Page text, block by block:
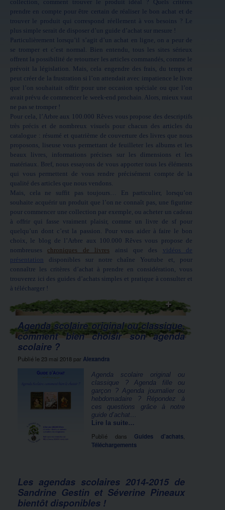
collection, comment trouver le produit idéal ? Quels critères
prendre en compte pour être certain de réaliser le bon achat et de
trouver le produit qui correspond réellement à vos besoins ? Le
plus simple serait de disposer d’un guide d’achat sur mesure !
Particulièrement lorsqu’il s’agit d’un achat en ligne, on a peur de
se tromper et c’est normal. Bien entendu, tous les sites sérieux
offrent la possibilité de retourner les articles commandés, comme le
prévoit la législation. Mais, cela engendre des frais, du temps et
peut créer de la frustration si l’on attendait avec impatience le livre
que l’on souhaitait offrir pour une occasion spéciale ou que l’on
avait prévu de commencer le week-end prochain. Alors, mieux vaut
ne pas se tromper !
Pour cela, l’Arbre aux 100.000 Rêves vous propose des descriptifs
très précis et de nombreux visuels pour chacun des articles du
catalogue : résumé et quatrième de couverture des livres que nous
proposons, liseuse vous permettant de feuilleter les albums et les
beaux livres, informations précises sur les dimensions et les
matériaux. Bref, nous essayons de vous apporter tous les éléments
qui vous permettent de vous rendre précisément compte de la
qualité des articles que nous vendons.
Mais, cela ne suffit pas toujours… En particulier, lorsqu’on
souhaite acquérir un produit que l’on ne connaît pas, une figurine
pour commencer une collection par exemple, ou acheter un cadeau
à offrir qui fasse vraiment plaisir, comme un livre de sf pour
quelqu’un dont c’est la passion. Pour vous aider à faire le bon
choix, le blog de l’Arbre aux 100.000 Rêves vous propose de
nombreuses chroniques de livres ainsi que des vidéos de
présentation disponibles sur notre chaîne Youtube et, pour
connaître les critères d’achat à prendre en considération, vous
trouverez ici des guides d’achats simples et pratique à consulter et
à télécharger !
Agenda scolaire original ou classique,
comment bien choisir son agenda
scolaire ?
Publié le 23 mai 2018 par Alexandra
Agenda scolaire original ou
classique ? Agenda fille ou
garçon ? Agenda journalier ou
hebdomadaire ? Répondez à
ces questions grâce à notre
guide d’achat…
Lire la suite…
Publié dans Guides d'achats
Téléchargements
Les agendas scolaires 2014-2015 de
Sandrine Gestin et Séverine Pineaux
bientôt disponibles !